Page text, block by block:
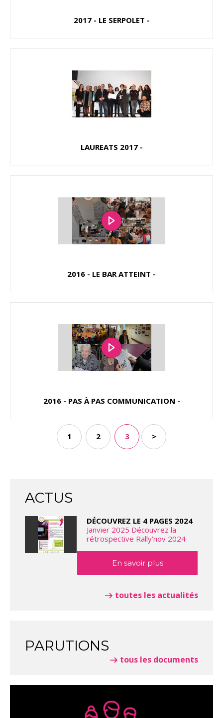
2017 - LE SERPOLET -
LAUREATS 2017 -
2016 - LE BAR ATTEINT -
2016 - PAS À PAS COMMUNICATION -
1 2 3 >
ACTUS
DÉCOUVREZ LE 4 PAGES 2024
Janvier 2025 Découvrez la
rétrospective Rally'nov 2024
En savoir plus
toutes les actualités
PARUTIONS
tous les documents